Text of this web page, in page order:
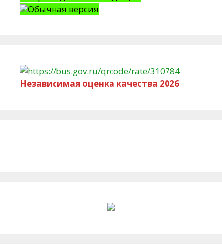
Обычная версия
Независимая оценка качества 2026